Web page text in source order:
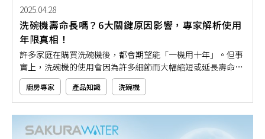
2025.04.28
洗碗機壽命長嗎？6大關鍵原因影響，專家解析使用
年限真相！
許多家庭在購買洗碗機後，都會期望能「一機用十年」。但事
實上，洗碗機的使用會因為許多細節而大幅縮短或延長壽命。
如果你想知道洗碗機壽命長不長，那就要先了解影響洗碗機壽
命長短的6大關鍵因素
廚房專家 產品知識 洗碗機